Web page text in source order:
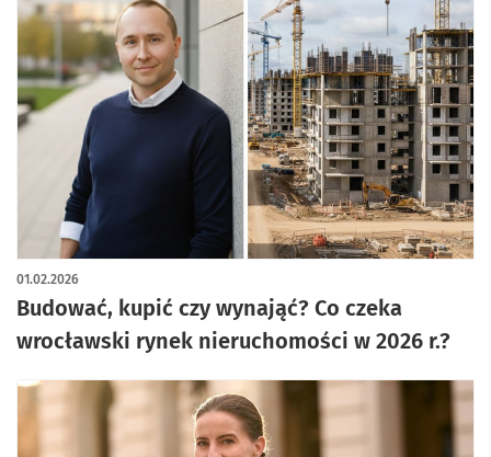
Budować, kupić czy wynająć? Co czeka
wrocławski rynek nieruchomości w 2026 r.?
01.02.2026